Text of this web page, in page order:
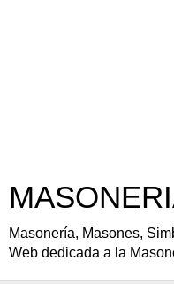
Masonería, Masones,
Web dedicada a la